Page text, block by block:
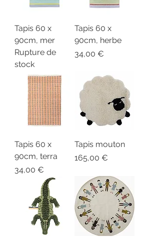
Tapis 60 x
90cm, mer
Rupture de
stock
Tapis 60 x
90cm, herbe
Prix
34,00 €
Tapis 60 x
90cm, terra
Prix
34,00 €
Tapis mouton
Prix
165,00 €